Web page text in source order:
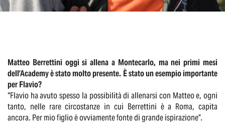
Matteo Berrettini oggi si allena a Montecarlo, ma nei primi mesi
dell’Academy è stato molto presente. È stato un esempio importante
per Flavio?
“Flavio ha avuto spesso la possibilità di allenarsi con Matteo e, ogni
tanto, nelle rare circostanze in cui Berrettini è a Roma, capita
ancora. Per mio figlio è ovviamente fonte di grande ispirazione”.